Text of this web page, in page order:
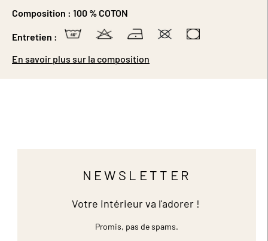
Composition : 100 % COTON
Entretien :
En savoir plus sur la composition
NEWSLETTER
Votre intérieur va l'adorer !
Promis, pas de spams.